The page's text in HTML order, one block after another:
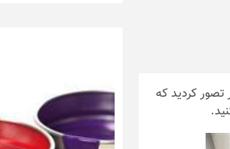
کردید که